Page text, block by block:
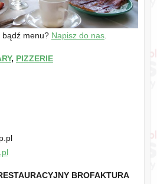
bądź menu? Napisz do nas.
, PIZZERIE
BROFAKTURA